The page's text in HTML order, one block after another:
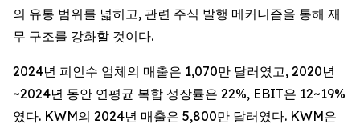
의 유통 범위를 넓히고, 관련 주식 발행 메커니즘을 통해 재
무 구조를 강화할 것이다.
2024년 피인수 업체의 매출은 1,070만 달러였고, 2020년
~2024년 동안 연평균 복합 성장률은 22%, EBIT은 12~19%
였다. KWM의 2024년 매출은 5,800만 달러였다. KWM은